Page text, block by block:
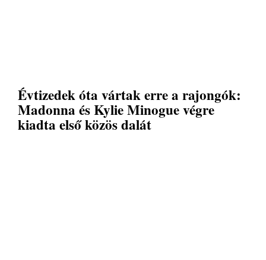
Évtizedek óta vártak erre a rajongók:
Madonna és Kylie Minogue végre
kiadta első közös dalát